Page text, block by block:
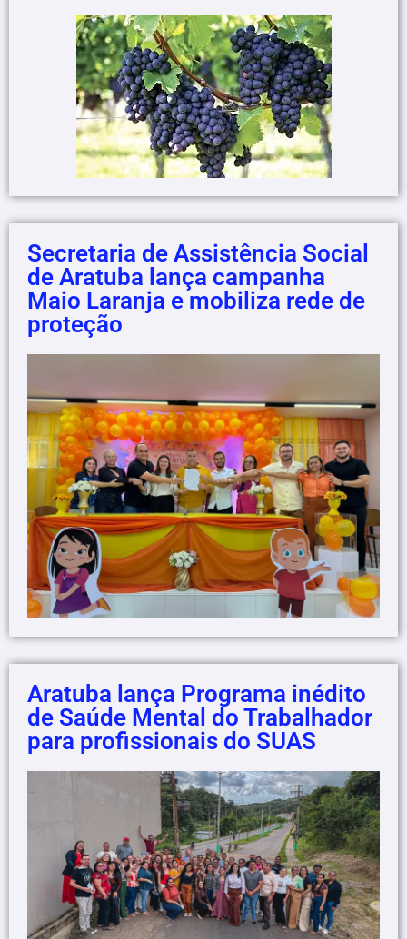
Secretaria de Assistência Social
de Aratuba lança campanha
Maio Laranja e mobiliza rede de
proteção
Aratuba lança Programa inédito
de Saúde Mental do Trabalhador
para profissionais do SUAS